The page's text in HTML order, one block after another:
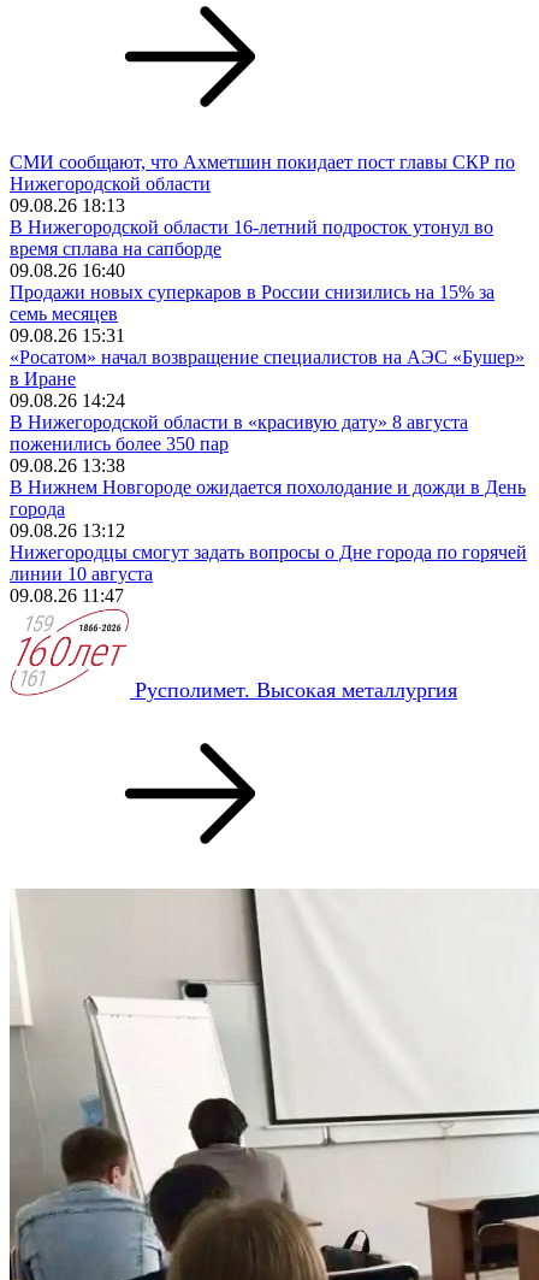
СМИ сообщают, что Ахметшин покидает пост главы СКР по
Нижегородской области
09.08.26 18:13
В Нижегородской области 16-летний подросток утонул во
время сплава на сапборде
09.08.26 16:40
Продажи новых суперкаров в России снизились на 15% за
семь месяцев
09.08.26 15:31
«Росатом» начал возвращение специалистов на АЭС «Бушер»
в Иране
09.08.26 14:24
В Нижегородской области в «красивую дату» 8 августа
поженились более 350 пар
09.08.26 13:38
В Нижнем Новгороде ожидается похолодание и дожди в День
города
09.08.26 13:12
Нижегородцы смогут задать вопросы о Дне города по горячей
линии 10 августа
09.08.26 11:47
Русполимет. Высокая металлургия